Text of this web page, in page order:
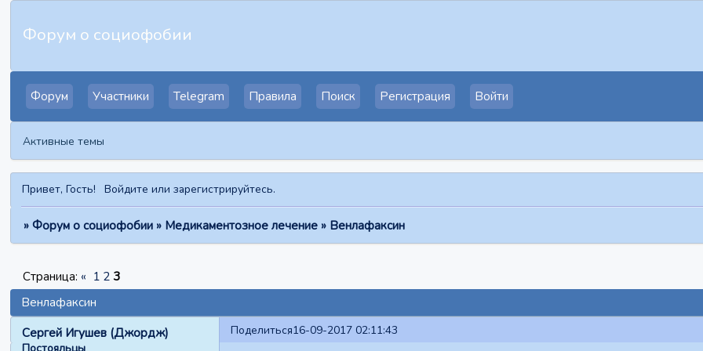
Форум о социофобии
Форум Участники Telegram Правила Поиск Регистрация Войти
Активные темы
Привет, Гость! Войдите илизарегистрируйтесь.
» Форум о социофобии » Медикаментозное лечение » Венлафаксин
Венлафаксин
Страница: « 1 2 3
Поделиться16-09-2017 02:11:43
Сергей Игушев (Джордж)